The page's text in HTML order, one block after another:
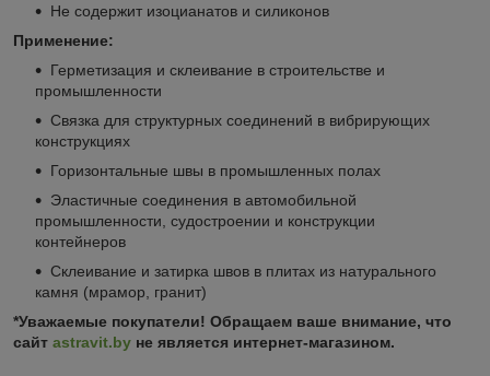
Не содержит изоцианатов и силиконов
Применение:
Герметизация и склеивание в строительстве и
промышленности
Связка для структурных соединений в вибрирующих
конструкциях
Горизонтальные швы в промышленных полах
Эластичные соединения в автомобильной
промышленности, судостроении и конструкции
контейнеров
Склеивание и затирка швов в плитах из натурального
камня (мрамор, гранит)
*Уважаемые покупатели! Обращаем ваше внимание, что
сайт astravit.by не является интернет-магазином.